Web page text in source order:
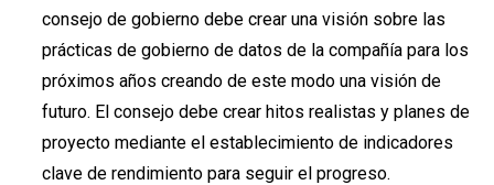
consejo de gobierno debe crear una visión sobre las
prácticas de gobierno de datos de la compañía para los
próximos años creando de este modo una visión de
futuro. El consejo debe crear hitos realistas y planes de
proyecto mediante el establecimiento de indicadores
clave de rendimiento para seguir el progreso.